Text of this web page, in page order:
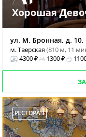
Хорошая
ул. М. Бронная, д. 10,
м. Тверская(810 м, 11
4300 ₽
1300 ₽
РЕСТОРАН